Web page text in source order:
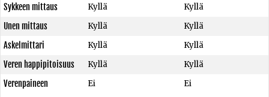
Sykkeen mittaus
Kyllä
Kyllä
Unen mittaus
Kyllä
Kyllä
Askelmittari
Kyllä
Kyllä
Veren happipitoisuus
Kyllä
Kyllä
Verenpaineen
Ei Ei